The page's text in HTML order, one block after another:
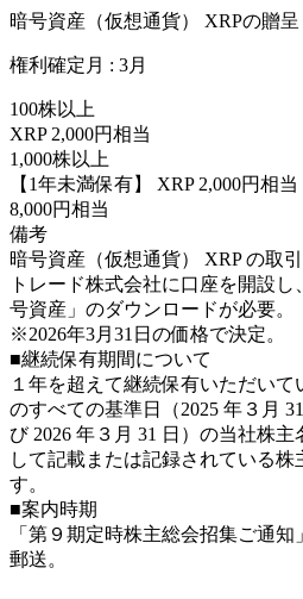
暗号資産（仮想通貨） XRPの贈呈
権利確定月 : 3月
100株以上
XRP 2,000円相当
1,000株以上
【1年未満保有】 XRP 2,000円相
8,000円相当
備考
暗号資産（仮想通貨） XRP の取
トレード株式会社に口座を開設
号資産」のダウンロードが必要。
※2026年3月31日の価格で決定。
■継続保有期間について
１年を超えて継続保有いただい
のすべての基準日（2025 年３月
び 2026 年３月 31 日）の当社株
して記載または記録されている株
す。
■案内時期
「第９期定時株主総会招集ご通
郵送。